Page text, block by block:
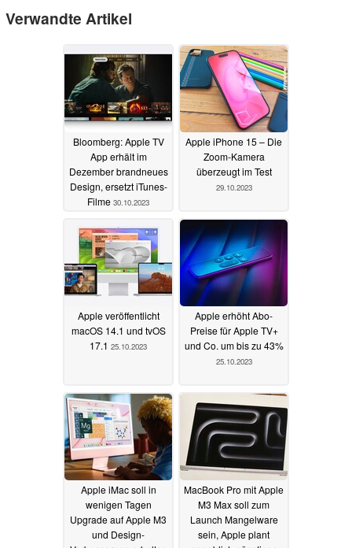
Verwandte Artikel
Bloomberg: Apple TV
App erhält im
Dezember brandneues
Design, ersetzt iTunes-
Filme 30.10.2023
Apple iPhone 15 – Die
Zoom-Kamera
überzeugt im Test
29.10.2023
Apple veröffentlicht
macOS 14.1 und tvOS
17.1 25.10.2023
Apple erhöht Abo-
Preise für Apple TV+
und Co. um bis zu 43%
25.10.2023
Apple iMac soll in
wenigen Tagen
Upgrade auf Apple M3
und Design-
MacBook Pro mit Apple
M3 Max soll zum
Launch Mangelware
sein, Apple plant